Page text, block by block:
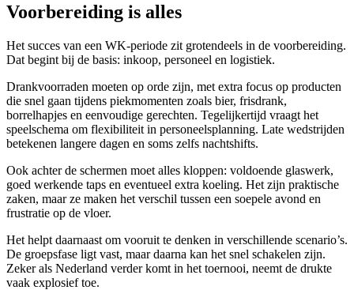
Voorbereiding is alles
Het succes van een WK-periode zit grotendeels in de voorbereiding.
Dat begint bij de basis: inkoop, personeel en logistiek.
Drankvoorraden moeten op orde zijn, met extra focus op producten
die snel gaan tijdens piekmomenten zoals bier, frisdrank,
borrelhapjes en eenvoudige gerechten. Tegelijkertijd vraagt het
speelschema om flexibiliteit in personeelsplanning. Late wedstrijden
betekenen langere dagen en soms zelfs nachtshifts.
Ook achter de schermen moet alles kloppen: voldoende glaswerk,
goed werkende taps en eventueel extra koeling. Het zijn praktische
zaken, maar ze maken het verschil tussen een soepele avond en
frustratie op de vloer.
Het helpt daarnaast om vooruit te denken in verschillende scenario’s.
De groepsfase ligt vast, maar daarna kan het snel schakelen zijn.
Zeker als Nederland verder komt in het toernooi, neemt de drukte
vaak explosief toe.